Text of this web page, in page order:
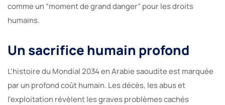
comme un “moment de grand danger” pour les droits
humains.
Un sacrifice humain profond
L’histoire du Mondial 2034 en Arabie saoudite est marquée
par un profond coût humain. Les décès, les abus et
l’exploitation révèlent les graves problèmes cachés